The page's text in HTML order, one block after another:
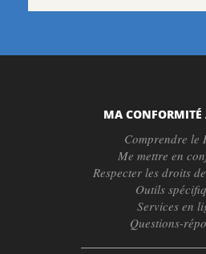
MA CONFORMITÉ
Comprendre le
Me mettre en
Respecter les droits
Outils
Services en
Questions-